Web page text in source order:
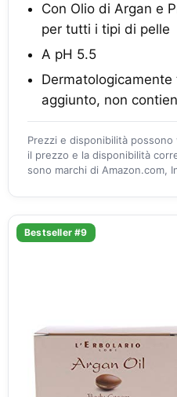
Con Olio di Argan e
per tutti i tipi di pelle
A pH 5.5
aggiunto, non
Prezzi e disponibilità
il prezzo e la disponibilità
sono marchi di Amazon.com,
Bestseller #9